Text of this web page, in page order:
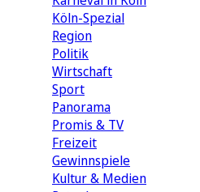
Köln-Spezial
Region
Politik
Wirtschaft
Sport
Panorama
Promis & TV
Freizeit
Gewinnspiele
Kultur & Medien